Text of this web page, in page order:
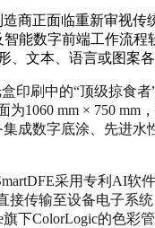
正面临重新审视
能数字前端工作流
文本、语言或图案
印刷中的“顶级掠食
1060 mm × 750
成数字底涂、先进
采用专利AI
传输至设备电子系
下ColorLogic的色